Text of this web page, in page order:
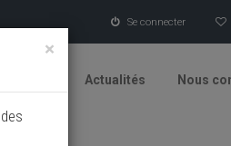
Se connecter
Actualités Nous
×